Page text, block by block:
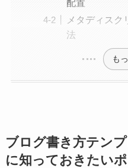
配置
メタディスク
法
も
ブログ書き方テン
に知っておきたい